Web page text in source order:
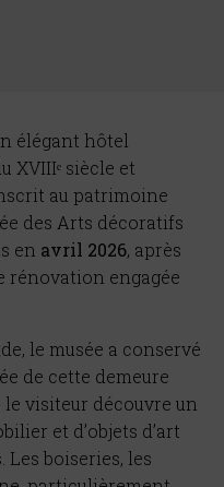
élégant hôtel
XVIIIᵉ siècle et
au patrimoine
des Arts décoratifs
en avril 2026, après
rénovation engagée
le musée a conservé
de cette demeure
le visiteur découvre un
et d’objets d’art
Les boiseries, les